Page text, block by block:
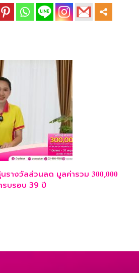
รางวัลส่วนลด มูลค่ารวม 𝟑𝟎𝟎,𝟎𝟎𝟎
รบรอบ 39 ปี